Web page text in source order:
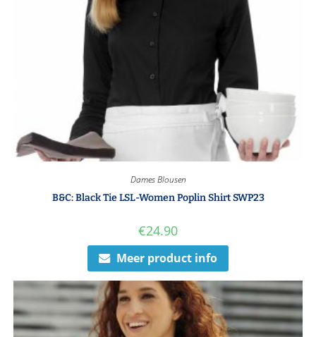
Dames Blousen
B&C: Black Tie LSL-Women Poplin Shirt SWP23
€24.90
Meer product info